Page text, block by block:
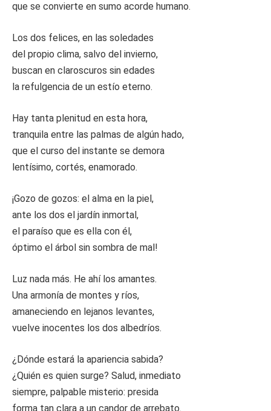
que se convierte en sumo acorde humano.
Los dos felices, en las soledades
del propio clima, salvo del invierno,
buscan en claroscuros sin edades
la refulgencia de un estío eterno.
Hay tanta plenitud en esta hora,
tranquila entre las palmas de algún hado,
que el curso del instante se demora
lentísimo, cortés, enamorado.
¡Gozo de gozos: el alma en la piel,
ante los dos el jardín inmortal,
el paraíso que es ella con él,
óptimo el árbol sin sombra de mal!
Luz nada más. He ahí los amantes.
Una armonía de montes y ríos,
amaneciendo en lejanos levantes,
vuelve inocentes los dos albedríos.
¿Dónde estará la apariencia sabida?
¿Quién es quien surge? Salud, inmediato
siempre, palpable misterio: presida
forma tan clara a un candor de arrebato.